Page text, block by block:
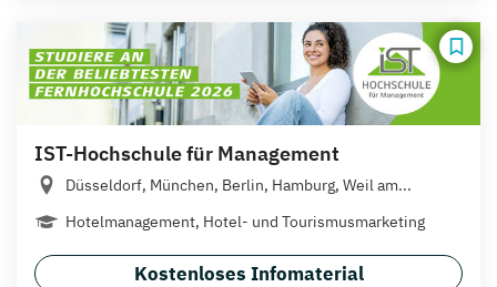
IST-Hochschule für Management
Düsseldorf, München, Berlin, Hamburg, Weil am...
Hotelmanagement, Hotel- und Tourismusmarketing
Kostenloses Infomaterial